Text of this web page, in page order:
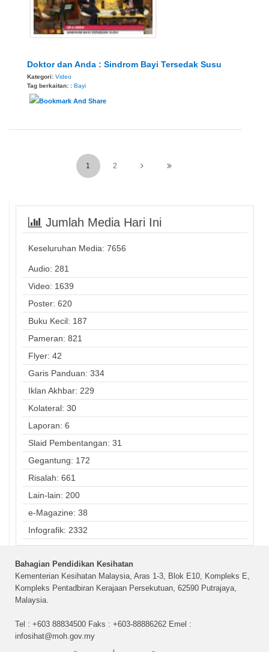
Doktor dan Anda : Sindrom Bayi Tersedak Susu
Kategori: Video
Tag berkaitan: : Bayi
1 2
Jumlah Media Hari Ini
Keseluruhan Media: 7656
Audio: 281
Video: 1639
Poster: 620
Buku Kecil: 187
Pameran: 821
Flyer: 42
Garis Panduan: 334
Iklan Akhbar: 229
Kolateral: 30
Laporan: 6
Slaid Pembentangan: 31
Gegantung: 172
Risalah: 661
Lain-lain: 200
e-Magazine: 38
Infografik: 2332
Bahagian Pendidikan Kesihatan
Kementerian Kesihatan Malaysia, Aras 1-3, Blok E10, Kompleks E,
Kompleks Pentadbiran Kerajaan Persekutuan, 62590 Putrajaya,
Malaysia.
Tel : +603 88834500 Faks : +603-88886262 Emel :
infosihat@moh.gov.my